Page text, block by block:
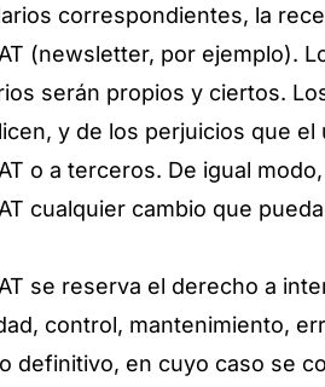
correspondientes, la
(newsletter, por
serán propios y ciertos.
y de los perjuicios que
o a terceros. De igual
cualquier cambio que
se reserva el derecho a
control, mantenimiento,
en cuyo caso se